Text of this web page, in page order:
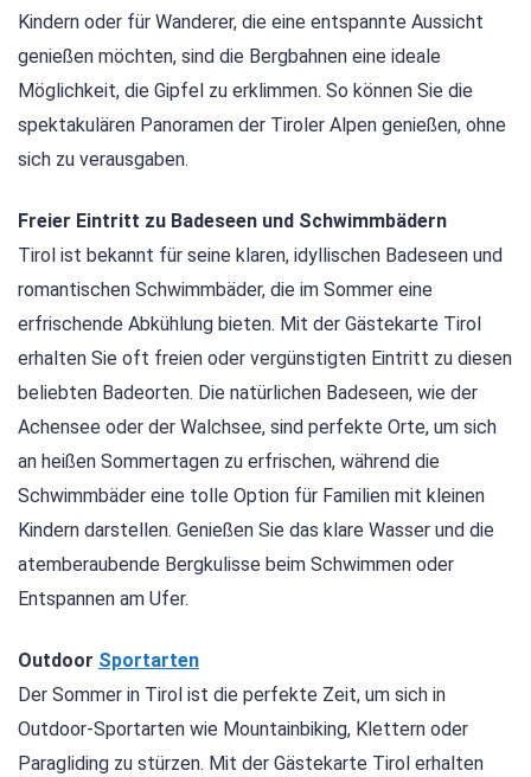
Kindern oder für Wanderer, die eine entspannte Aussicht
genießen möchten, sind die Bergbahnen eine ideale
Möglichkeit, die Gipfel zu erklimmen. So können Sie die
spektakulären Panoramen der Tiroler Alpen genießen, ohne
sich zu verausgaben.
Freier Eintritt zu Badeseen und Schwimmbädern
Tirol ist bekannt für seine klaren, idyllischen Badeseen und
romantischen Schwimmbäder, die im Sommer eine
erfrischende Abkühlung bieten. Mit der Gästekarte Tirol
erhalten Sie oft freien oder vergünstigten Eintritt zu diesen
beliebten Badeorten. Die natürlichen Badeseen, wie der
Achensee oder der Walchsee, sind perfekte Orte, um sich
an heißen Sommertagen zu erfrischen, während die
Schwimmbäder eine tolle Option für Familien mit kleinen
Kindern darstellen. Genießen Sie das klare Wasser und die
atemberaubende Bergkulisse beim Schwimmen oder
Entspannen am Ufer.
Outdoor Sportarten
Der Sommer in Tirol ist die perfekte Zeit, um sich in
Outdoor-Sportarten wie Mountainbiking, Klettern oder
Paragliding zu stürzen. Mit der Gästekarte Tirol erhalten